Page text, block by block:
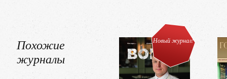
Похожие
журналы
Новый журнал!